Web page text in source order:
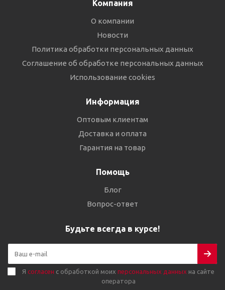
Компания
О компании
Новости
Политика обработки персональных данных
Соглашение об обработке персональных данных
Использование cookies
Информация
Оптовым клиентам
Доставка и оплата
Гарантия на товар
Помощь
Блог
Вопрос-ответ
Будьте всегда в курсе!
Я согласен с обработкой моих персональных данных на сайте
оператора